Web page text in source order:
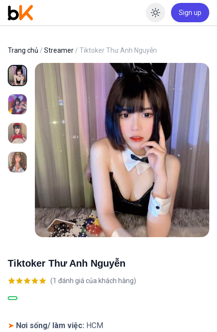
Enable
Sign up
Trang chủ / Streamer / Tiktoker Thư Anh Nguyễn
Tiktoker Thư Anh Nguyễn
dựa trên
(1 đánh giá của khách hàng)
➤ Nơi sống/ làm việc: HCM